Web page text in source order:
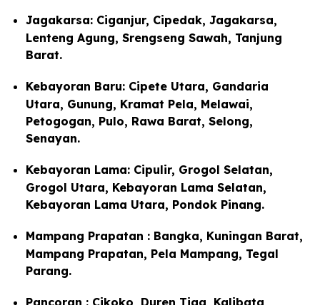
Jagakarsa: Ciganjur, Cipedak, Jagakarsa,
Lenteng Agung, Srengseng Sawah, Tanjung
Barat.
Kebayoran Baru: Cipete Utara, Gandaria
Utara, Gunung, Kramat Pela, Melawai,
Petogogan, Pulo, Rawa Barat, Selong,
Senayan.
Kebayoran Lama: Cipulir, Grogol Selatan,
Grogol Utara, Kebayoran Lama Selatan,
Kebayoran Lama Utara, Pondok Pinang.
Mampang Prapatan : Bangka, Kuningan Barat,
Mampang Prapatan, Pela Mampang, Tegal
Parang.
Pancoran : Cikoko, Duren Tiga, Kalibata,